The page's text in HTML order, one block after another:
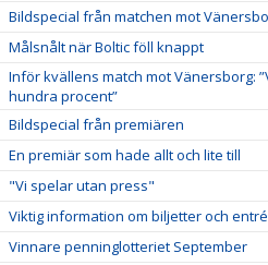
Bildspecial från matchen mot
Målsnålt när Boltic föll knappt
Inför kvällens match mot Vänersborg:
hundra procent”
Bildspecial från premiären
En premiär som hade allt och lite till
"Vi spelar utan press"
Viktig information om biljetter och entré
Vinnare penninglotteriet September